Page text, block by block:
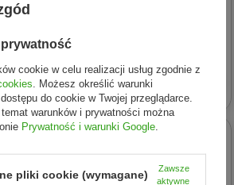
0,05% PŁYN 500ML
CONTROL
29,03 zł
prywatność
cookie w celu realizacji usług zgodnie z
. Możesz określić warunki
do cookie w Twojej przeglądarce.
warunków i prywatności można
Prywatność i warunki Google
pliki cookie (wymagane)
Zawsze
aktywne